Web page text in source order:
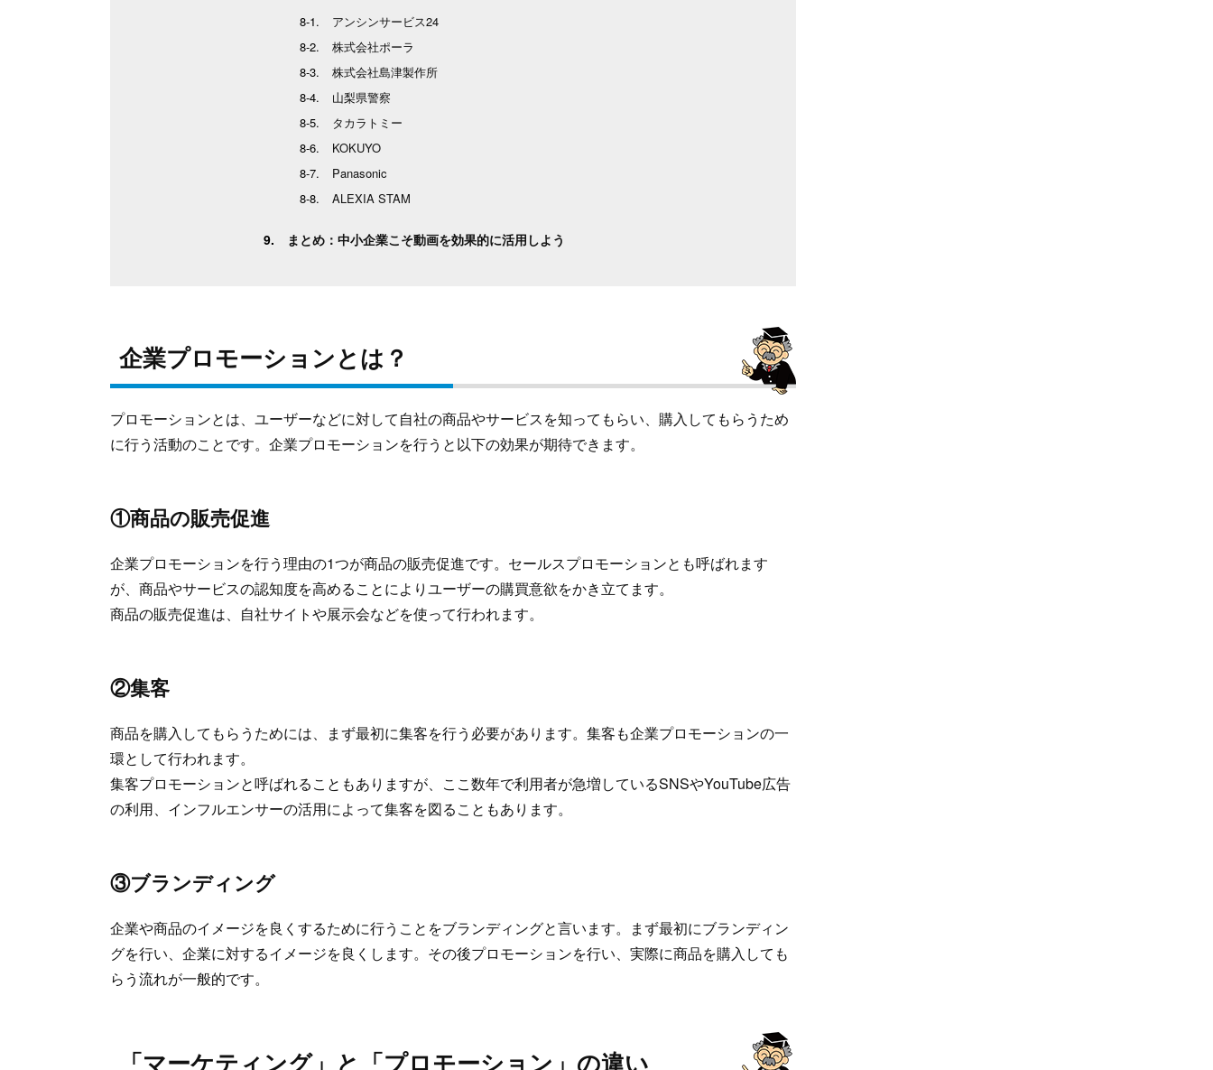
アンシンサービス24
株式会社ポーラ
株式会社島津製作所
山梨県警察
タカラトミー
KOKUYO
Panasonic
ALEXIA STAM
まとめ：中小企業こそ動画を効果的に活用しよう
企業プロモーションとは？
プロモーションとは、ユーザーなどに対して自社の商品やサービスを知ってもらい、購入してもらうため
に行う活動のことです。企業プロモーションを行うと以下の効果が期待できます。
①商品の販売促進
企業プロモーションを行う理由の1つが商品の販売促進です。セールスプロモーションとも呼ばれます
が、商品やサービスの認知度を高めることによりユーザーの購買意欲をかき立てます。
商品の販売促進は、自社サイトや展示会などを使って行われます。
②集客
商品を購入してもらうためには、まず最初に集客を行う必要があります。集客も企業プロモーションの一
環として行われます。
集客プロモーションと呼ばれることもありますが、ここ数年で利用者が急増しているSNSやYouTube広告
の利用、インフルエンサーの活用によって集客を図ることもあります。
③ブランディング
企業や商品のイメージを良くするために行うことをブランディングと言います。まず最初にブランディン
グを行い、企業に対するイメージを良くします。その後プロモーションを行い、実際に商品を購入しても
らう流れが一般的です。
「マーケティング」と「プロモーション」の違い